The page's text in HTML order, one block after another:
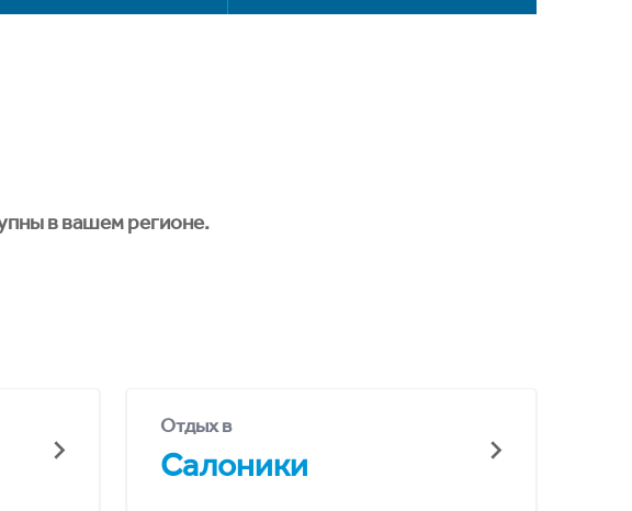
в вашем регионе.
Отдых в
Салоники